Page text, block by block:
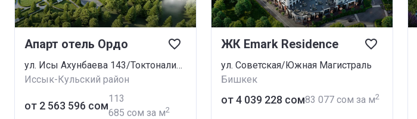
Апарт отель Ордо
ул. Исы Ахунбаева 143/Токтоналиева 99
Иссык-Кульский район
от ‍2 563 596 сом
‍113
685 сом за м2
ЖК Emark Residence
ул. Советская/Южная Магистраль
Бишкек
от ‍4 039 228 сом‍83 077 сом за м2